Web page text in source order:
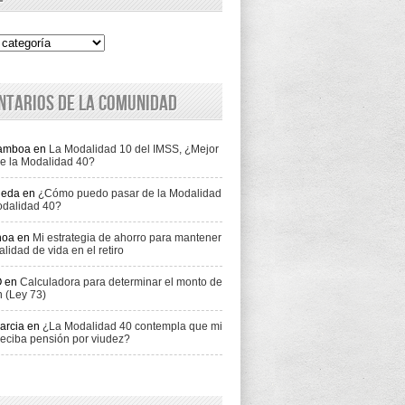
de la comunidad
en La Modalidad 10 del IMSS, ¿Mejor
la Modalidad 40?
en ¿Cómo puedo pasar de la Modalidad
40?
en Mi estrategia de ahorro para mantener
de vida en el retiro
en Calculadora para determinar el monto de
(Ley 73)
en ¿La Modalidad 40 contempla que mi
pensión por viudez?